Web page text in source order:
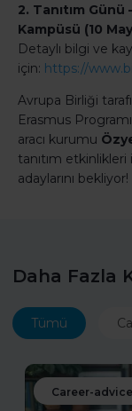
2. Tanıtım
Kampüsü (10
Detaylı bilgi ve
için: https://
Avrupa Birliği
Erasmus
aracı kurumu
tanıtım
adaylarını bekliyor!
Daha Fazla
Tümü
Career-advice